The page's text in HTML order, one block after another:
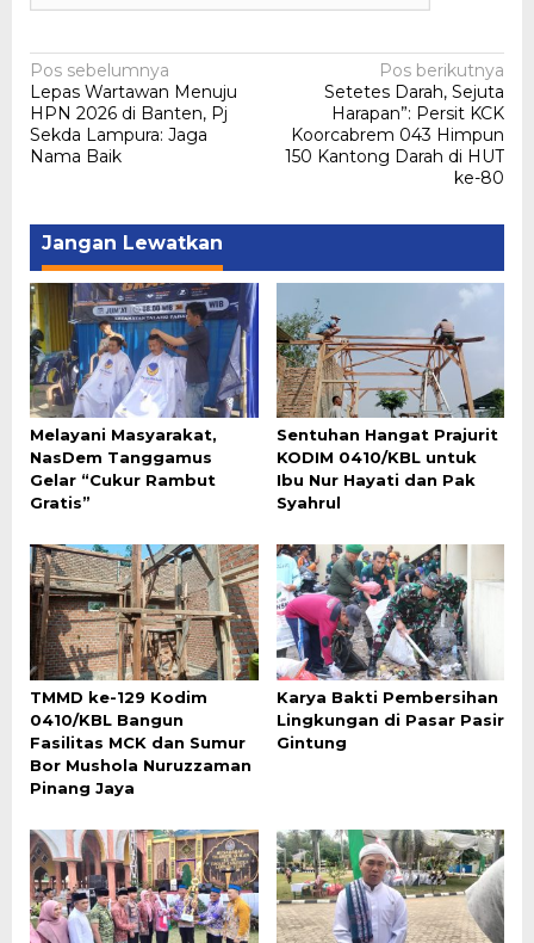
Navigasi
pos
Pos sebelumnya
Lepas Wartawan Menuju
HPN 2026 di Banten, Pj
Sekda Lampura: Jaga
Nama Baik
Pos berikutnya
Setetes Darah, Sejuta
Harapan”: Persit KCK
Koorcabrem 043 Himpun
150 Kantong Darah di HUT
ke-80
Jangan Lewatkan
Melayani Masyarakat,
NasDem Tanggamus
Gelar “Cukur Rambut
Gratis”
Sentuhan Hangat Prajurit
KODIM 0410/KBL untuk
Ibu Nur Hayati dan Pak
Syahrul
TMMD ke-129 Kodim
0410/KBL Bangun
Fasilitas MCK dan Sumur
Bor Mushola Nuruzzaman
Pinang Jaya
Karya Bakti Pembersihan
Lingkungan di Pasar Pasir
Gintung